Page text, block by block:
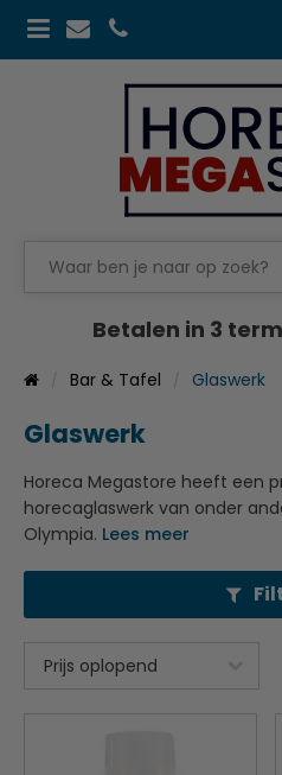
Betalen in 3
Bar & Tafel Glaswerk
Glaswerk
Horeca Megastore heeft een
horecaglaswerk van onder
Olympia. Lees meer